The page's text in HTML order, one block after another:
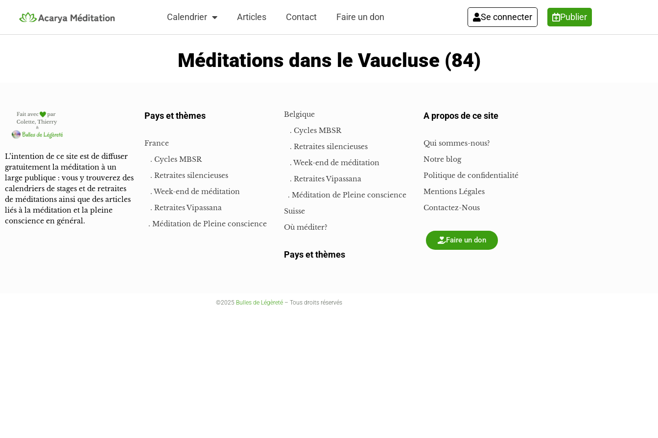
Calendrier Articles Contact Faire un don Se connecter Publier
Méditations dans le Vaucluse (84)
L’intention de ce site est de diffuser
gratuitement la méditation à un
large publique : vous y trouverez des
calendriers de stages et de retraites
de méditations ainsi que des articles
liés à la méditation et la pleine
conscience en général.
Pays et thèmes
France
. Cycles MBSR
. Retraites silencieuses
. Week-end de méditation
. Retraites Vipassana
. Méditation de Pleine conscience
Belgique
. Cycles MBSR
. Retraites silencieuses
. Week-end de méditation
. Retraites Vipassana
. Méditation de Pleine conscience
Suisse
Où méditer?
Pays et thèmes
A propos de ce site
Qui sommes-nous?
Notre blog
Politique de confidentialité
Mentions Légales
Contactez-Nous
Faire un don
©2025 Bulles de Légèreté – Tous droits réservés